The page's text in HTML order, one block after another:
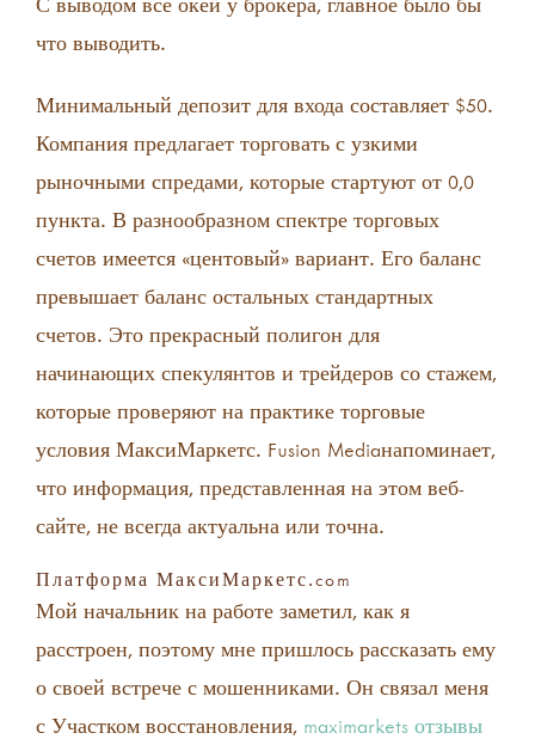
С выводом все окей у брокера, главное было бы
что выводить.
Минимальный депозит для входа составляет $50.
Компания предлагает торговать с узкими
рыночными спредами, которые стартуют от 0,0
пункта. В разнообразном спектре торговых
счетов имеется «центовый» вариант. Его баланс
превышает баланс остальных стандартных
счетов. Это прекрасный полигон для
начинающих спекулянтов и трейдеров со стажем,
которые проверяют на практике торговые
условия МаксиМаркетс. Fusion Mediaнапоминает,
что информация, представленная на этом веб-
сайте, не всегда актуальна или точна.
Платформа МаксиМаркетс.com
Мой начальник на работе заметил, как я
расстроен, поэтому мне пришлось рассказать ему
о своей встрече с мошенниками. Он связал меня
с Участком восстановления, maximarkets отзывы